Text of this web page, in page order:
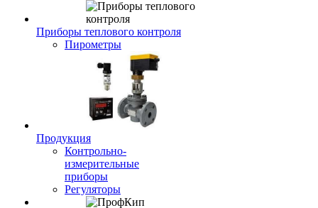
Приборы теплового контроля
Пирометры
Продукция
Контрольно-
измерительные
приборы
Регуляторы